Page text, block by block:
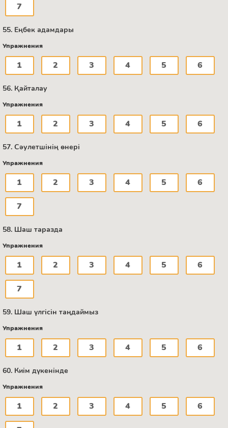
7
55. Еңбек адамдары
Упражнения
1 2 3 4 5 6
56. Қайталау
Упражнения
1 2 3 4 5 6
57. Сәулетшінің өнері
Упражнения
1 2 3 4 5 6
7
58. Шаш таразда
Упражнения
1 2 3 4 5 6
7
59. Шаш үлгісін таңдаймыз
Упражнения
1 2 3 4 5 6
60. Киім дүкенінде
Упражнения
1 2 3 4 5 6